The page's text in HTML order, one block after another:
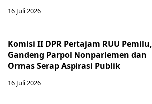
16 Juli 2026
Komisi II DPR Pertajam RUU Pemilu,
Gandeng Parpol Nonparlemen dan
Ormas Serap Aspirasi Publik
16 Juli 2026